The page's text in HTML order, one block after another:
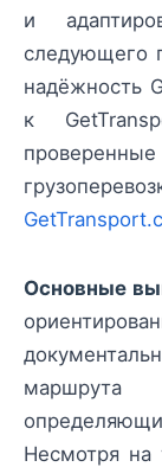
и
следующего
надёжность
к
Основные
Несмотря на